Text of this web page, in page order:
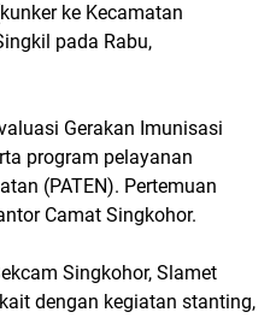
ke Kecamatan
pada Rabu,
Gerakan Imunisasi
program pelayanan
(PATEN). Pertemuan
Camat Singkohor.
Singkohor, Slamet
dengan kegiatan stanting,